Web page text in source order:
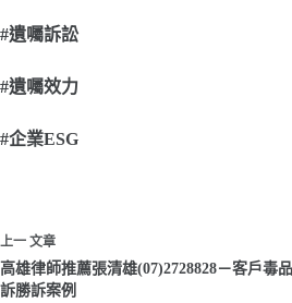
#遺囑訴訟
#遺囑效力
#企業ESG
上一 文章
高雄律師推薦張清雄(07)2728828－客戶毒
訴勝訴案例